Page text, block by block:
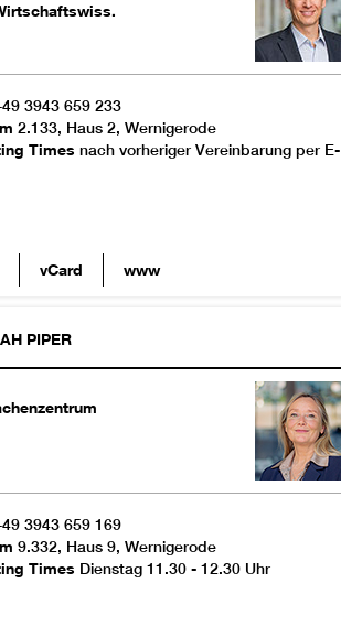
3943 659 233
2.133, Haus 2, Wernigerode
Timesnach vorheriger Vereinbarung per E-
vCard www
PIPER
3943 659 169
9.332, Haus 9, Wernigerode
Times Dienstag 11.30 - 12.30 Uhr